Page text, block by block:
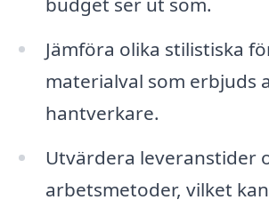
Jämföra olika stilistiska
materialval som erbjuds
hantverkare.
Utvärdera leveranstider
arbetsmetoder, vilket